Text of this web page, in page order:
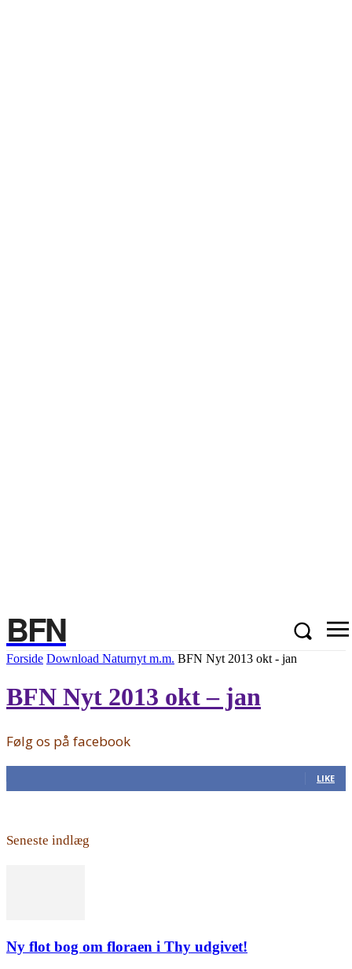
BFN
Forside Download Naturnyt m.m. BFN Nyt 2013 okt - jan
BFN Nyt 2013 okt – jan
Følg os på facebook
LIKE
Seneste indlæg
Ny flot bog om floraen i Thy udgivet!